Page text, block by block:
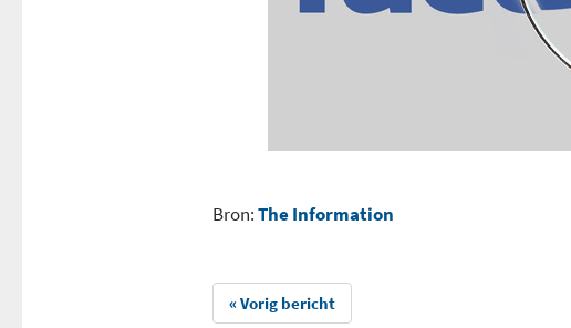
Bron:The Information
« Vorig bericht